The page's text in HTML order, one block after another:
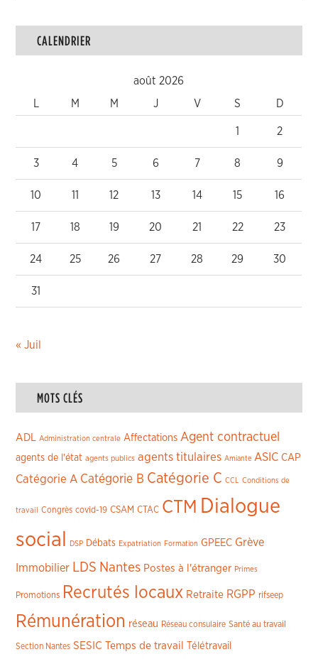
CALENDRIER
août 2026
M M J V S D
1 2
3 4 5 6 7 8 9
10 11 12 13 14 15 16
17 18 19 20 21 22 23
24 25 26 27 28 29 30
31
« Juil
MOTS CLÉS
ADL Administration centrale Affectations Agent contractuel
agents de l'état agents publics agents titulaires Amiante ASIC CAP
Catégorie A Catégorie B Catégorie C CCL Conditions de
travail Congrès covid-19 CSAM CTAC CTM Dialogue
social
DSP Débats Expatriation Formation GPEEC Grève
Immobilier LDS Nantes Postes à l'étranger Primes
Promotions Recrutés locaux Retraite RGPP rifseep
Rémunération réseau Réseau consulaire Santé au travail
Section Nantes SESIC Temps de travail Télétravail